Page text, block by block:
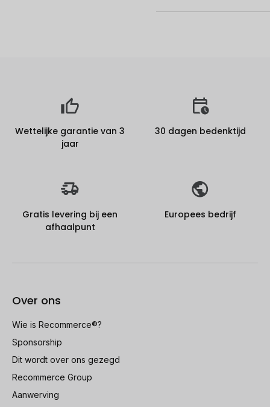
Wettelijke garantie van 3
jaar
30 dagen bedenktijd
Gratis levering bij een
afhaalpunt
Europees bedrijf
Over ons
Wie is Recommerce®?
Sponsorship
Dit wordt over ons gezegd
Recommerce Group
Aanwerving